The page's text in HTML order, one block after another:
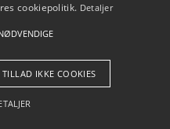
Pilanto Aps
cookiepolitik. Detaljer
TILLAD IKKE COOKIES